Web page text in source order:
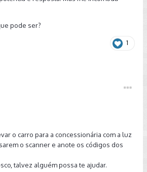
pode ser?
1
o carro para a concessionária com a luz
o scanner e anote os códigos dos
talvez alguém possa te ajudar.